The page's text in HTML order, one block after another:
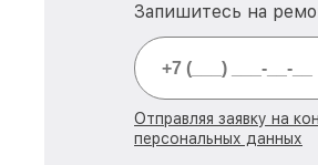
Запишитесь на
Отправляя заявку на
персональных данных